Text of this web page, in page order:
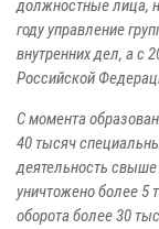
должностные лица,
году управление
внутренних дел, а с
Российской
С момента
40 тысяч
деятельность
уничтожено более 5
оборота более 30